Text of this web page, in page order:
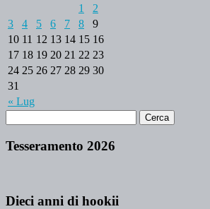
« Lug
1
2
3
4 5 6 7 8
9
10 11 12 13 14 15 16
17 18 19 20 21 22 23
24 25 26 27 28 29 30
31
Tesseramento 2026
Dieci anni di hookii